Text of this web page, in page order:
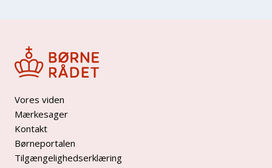
Vores viden
Mærkesager
Kontakt
Børneportalen
Tilgængelighedserklæring